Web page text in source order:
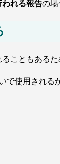
われる報告の場
こともある
で使用される